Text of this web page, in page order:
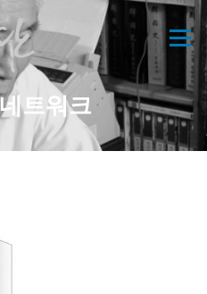
메뉴
트워크